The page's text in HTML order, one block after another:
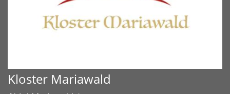
Kloster Mariawald